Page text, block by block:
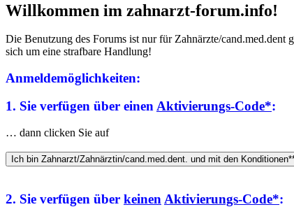
Willkommen im zahnarzt-forum.info!
Die Benutzung des Forums ist nur für Zahnärzte/cand.med.dent
sich um eine strafbare Handlung!
Anmeldemöglichkeiten:
1. Sie verfügen über einen Aktivierungs-Code*:
… dann clicken Sie auf
2. Sie verfügen über keinen Aktivierungs-Code*: